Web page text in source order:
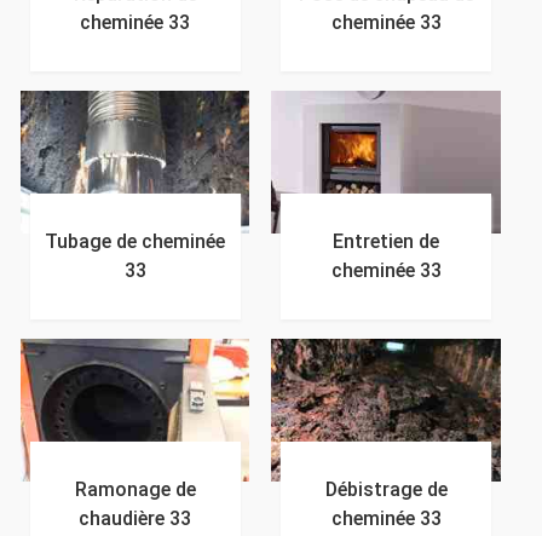
cheminée 33
cheminée 33
Tubage de cheminée
33
Entretien de
cheminée 33
Ramonage de
chaudière 33
Débistrage de
cheminée 33